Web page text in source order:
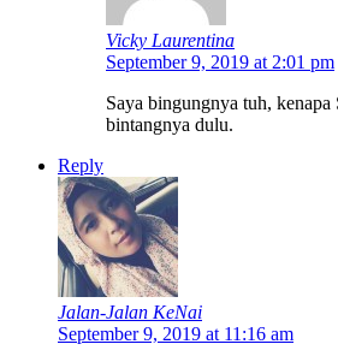
Vicky Laurentina
September 9, 2019 at 2:01 pm
Saya bingungnya tuh,
bintangnya dulu.
Reply
Jalan-Jalan KeNai
September 9, 2019 at 11:16 am